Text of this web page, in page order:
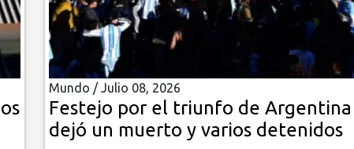
Mundo /Julio 08, 2026
Festejo por el triunfo de Argentina
dejó un muerto y varios detenidos